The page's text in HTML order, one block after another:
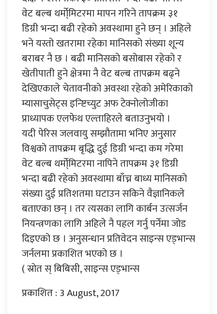
वेट बल्ब थर्मो्मिटरमा मापन गरिने तापक्रम ३१
डिग्री भन्दा बढी रहेको अवस्थामा हुने छन् । अहिले
भने यस्तो खतरामा रहेका मानिसको संख्या शून्य
बराबर नै छ । बढी मानिसको बसोबास रहेको र
खेतीपाती हुने क्षेत्रमा नै वेट बल्ब तापक्रम बढ्ने
देखिएकाले चेतावनीको अवस्था रहेको अमेरिकाको
म्यासाचुसेट्स इन्ष्टिच्युट अफ टेक्नोलोजीका
प्राध्यापक एलफेथ एल्ताहिरले बताउनुभयो ।
यदी पेरिस जलवायु सम्झौतामा भनिए अनुसार
विश्वको तापक्रम बृद्धि दुई डिग्री भन्दा कम गरेमा
वेट बल्ब थर्मो्मिटरमा नापिने तापक्रम ३१ डिग्री
भन्दा बढी रहेको अवस्थामा बाँच्न बाध्य मानिसको
संख्या दुई प्रतिशतमा घटाउन सकिने वैज्ञानिकले
बताएका छन् । तर त्यसका लागि कार्बन उत्सर्जन
नियन्त्रणका लागि अहिले नै पहल गर्नु पर्नेमा जोड
दिइएको छ । अनुसन्धान प्रतिवेदन साइन्स एड्भान्स
जर्नलमा प्रकाशित भएको छ ।
( स्रोत स् बिबिसी, साइन्स एड्भान्स
प्रकाशित : 3 August, 2017